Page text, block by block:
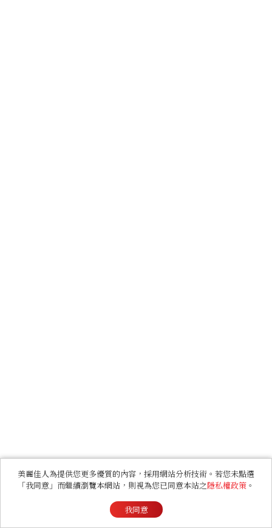
美麗佳人為提供您更多優質的內容，採用網站分析技術。若您未點選
「我同意」而繼續瀏覽本網站，則視為您已同意本站之隱私權政策 。
我同意